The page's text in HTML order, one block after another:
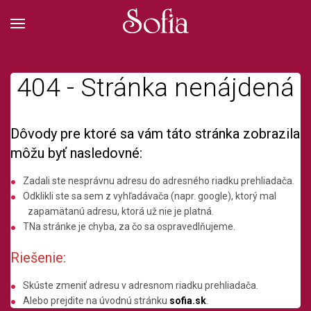
404 - Stránka nenájdená
Dôvody pre ktoré sa vám táto stránka zobrazila
môžu byť nasledovné:
Zadali ste nesprávnu adresu do adresného riadku prehliadača.
Odklikli ste sa sem z vyhľadávača (napr. google), ktorý mal
zapamätanú adresu, ktorá už nie je platná.
TNa stránke je chyba, za čo sa ospravedlňujeme.
Riešenie:
Skúste zmeniť adresu v adresnom riadku prehliadača.
Alebo prejdite na úvodnú stránku sofia.sk